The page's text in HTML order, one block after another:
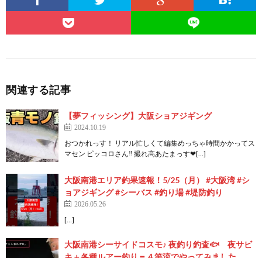
関連する記事
【夢フィッシング】大阪ショアジギング
2024.10.19
おつかれっす！ リアル忙しくて編集めっちゃ時間かかってス
マセン ピッコロさん‼️ 撮れ高あたまっす❤[…]
大阪南港エリア釣果速報！5/25（月） #大阪湾 #シ
ョアジギング #シーバス #釣り場 #堤防釣り
2026.05.26
[…]
大阪南港シーサイドコスモ♪ 夜釣り釣査🐟 夜サビ